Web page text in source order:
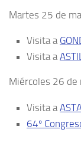
Martes 25 de
Visita a
Visita a
Miércoles 26 de
Visita a
64º